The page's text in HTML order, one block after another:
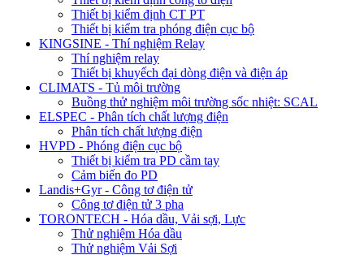
Thiết bị kiểm định CT PT
Thiết bị kiểm tra phóng điện cục bộ
KINGSINE - Thí nghiệm Relay
Thí nghiệm relay
Thiết bị khuyếch đại dòng điện và điện áp
CLIMATS - Tủ môi trường
Buồng thử nghiệm môi trường sốc nhiệt: SCAL
ELSPEC - Phân tích chất lượng điện
Phân tích chất lượng điện
HVPD - Phóng điện cục bộ
Thiết bị kiểm tra PD cầm tay
Cảm biến đo PD
Landis+Gyr - Công tơ điện tử
Công tơ điện tử 3 pha
TORONTECH - Hóa dầu, Vải sợi, Lực
Thử nghiệm Hóa dầu
Thử nghiệm Vải Sợi